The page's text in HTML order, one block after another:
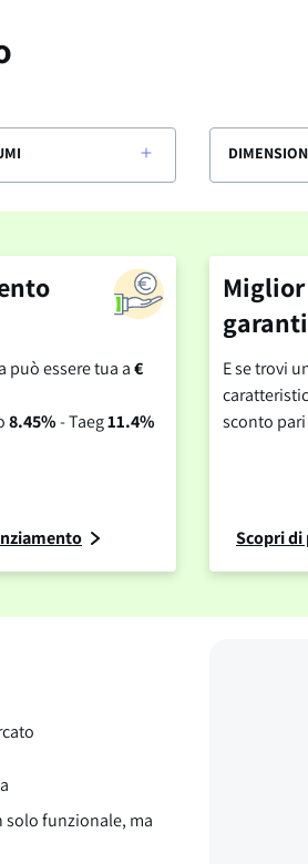
può essere tua a€
8.45%- Taeg11.4%
E se trovi
sconto
Scopri di
solo funzionale, ma